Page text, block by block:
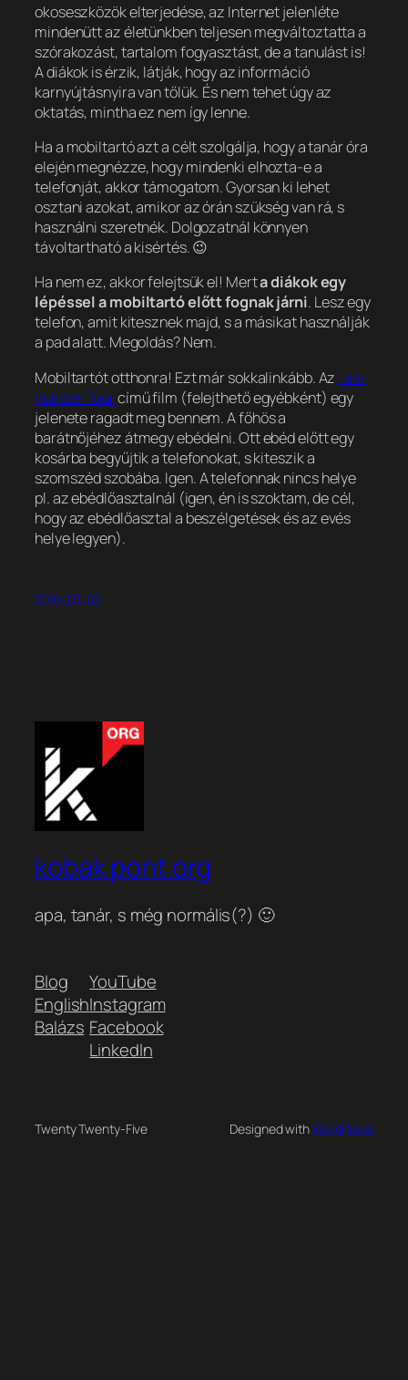
okoseszközök elterjedése, az Internet jelenléte
mindenütt az életünkben teljesen megváltoztatta a
szórakozást, tartalom fogyasztást, de a tanulást is!
A diákok is érzik, látják, hogy az információ
karnyújtásnyira van tőlük. És nem tehet úgy az
oktatás, mintha ez nem így lenne.
Ha a mobiltartó azt a célt szolgálja, hogy a tanár óra
elején megnézze, hogy mindenki elhozta-e a
telefonját, akkor támogatom. Gyorsan ki lehet
osztani azokat, amikor az órán szükség van rá, s
használni szeretnék. Dolgozatnál könnyen
távoltartható a kisértés. 😉
Ha nem ez, akkor felejtsük el! Merta diákok egy
lépéssel a mobiltartó előtt fognak járni. Lesz egy
telefon, amit kitesznek majd, s a másikat használják
a pad alatt. Megoldás? Nem.
Mobiltartót otthonra! Ezt már sokkalinkább. Az I am
number fourcímű film (felejthető egyébként) egy
jelenete ragadt meg bennem. A főhös a
barátnőjéhez átmegy ebédelni. Ott ebéd előtt egy
kosárba begyűjtik a telefonokat, s kiteszik a
szomszéd szobába. Igen. A telefonnak nincs helye
pl. az ebédlőasztalnál (igen, én is szoktam, de cél,
hogy az ebédlőasztal a beszélgetések és az evés
helye legyen).
2016-03-03
kobak pont org
apa, tanár, s még normális(?) 🙂
Blog
English
Balázs
YouTube
Instagram
Facebook
LinkedIn
Twenty Twenty-Five Designed withWordPress